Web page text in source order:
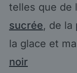
telles que de
sucrée, de la
la glace et
noir